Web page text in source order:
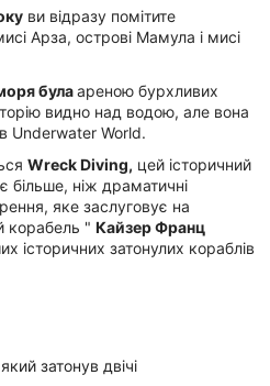
ви відразу помітите
Арза, острові Мамула і мисі
булаареною бурхливих
видно над водою, але вона
Underwater World.
Wreck Diving, цей історичний
більше, ніж драматичні
яке заслуговує на
корабель " Кайзер Франц
історичних затонулих кораблів
затонув двічі